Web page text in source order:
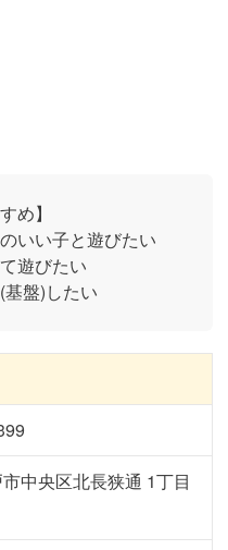
め】
いい子と遊びたい
遊びたい
基盤)したい
中央区北長狭通 1丁目